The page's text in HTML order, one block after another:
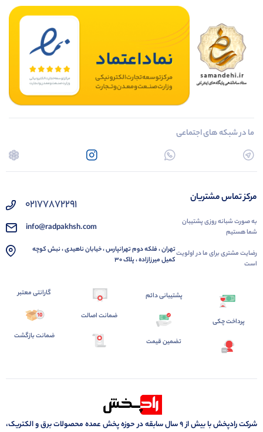
ما در شبکه های اجتماعی
مرکز تماس مشتریان
به صورت شبانه روزی پشتیبان
شما هستیم
رضایت مشتری برای ما در اولویت
است
02177872291
info@radpakhsh.com
تهران ، فلکه دوم تهرانپارس ، خیابان ناهیدی ، نبش کوچه
کمیل میرزازاده ، پلاک 30
پرداخت چکی
پشتیبانی دائم
تضمین قیمت
ضمانت اصالت
گارانتی معتبر
ضمانت بازگشت
شرکت رادپخش با بیش از ۹ سال سابقه در حوزه پخش عمده محصولات برق و الکتریک،